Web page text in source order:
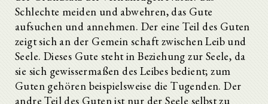
Schlechte meiden und abwehren, das Gute
aufsuchen und annehmen. Der eine Teil des Guten
zeigt sich an der Gemein schaft zwischen Leib und
Seele. Dieses Gute steht in Beziehung zur Seele, da
sie sich gewissermaßen des Leibes bedient; zum
Guten gehören beispielsweise die Tugenden. Der
andre Teil des Guten ist nur der Seele selbst zu